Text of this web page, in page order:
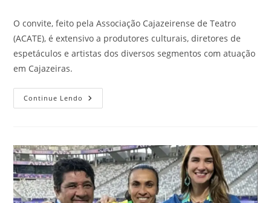
O convite, feito pela Associação Cajazeirense de Teatro
(ACATE), é extensivo a produtores culturais, diretores de
espetáculos e artistas dos diversos segmentos com atuação
em Cajazeiras.
Continue Lendo